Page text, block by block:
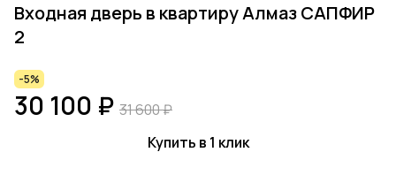
Входная дверь в квартиру Алмаз САПФИР
2
-5%
30 100 ₽ 31 600 ₽
Купить в 1 клик